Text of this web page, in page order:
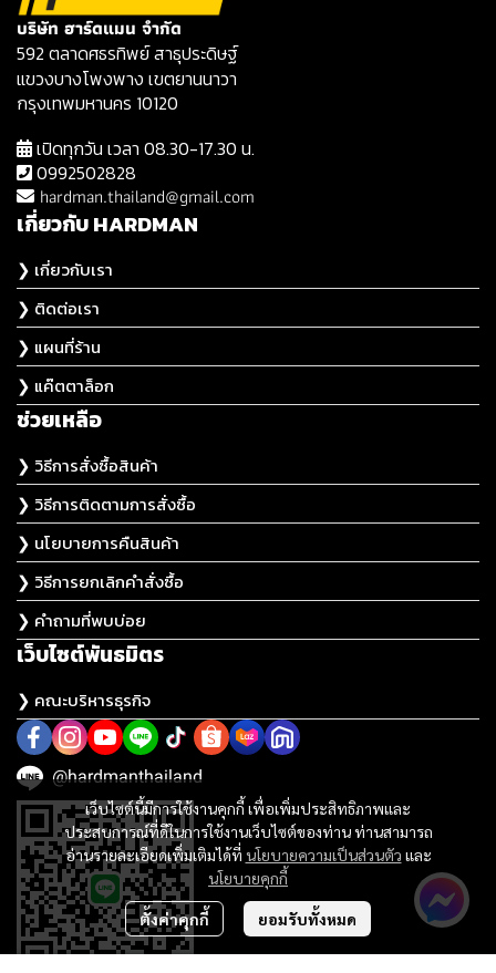
เว็บไซต์นี้มีการใช้งานคุกกี้ เพื่อเพิ่มประสิทธิภาพและ
ประสบการณ์ที่ดีในการใช้งานเว็บไซต์ของท่าน ท่านสามารถ
อ่านรายละเอียดเพิ่มเติมได้ที่ นโยบายความเป็นส่วนตัว และ
นโยบายคุกกี้
ตั้งค่าคุกกี้ ยอมรับทั้งหมด
บริษัท ฮาร์ดแมน จำกัด
592 ตลาดศธรทิพย์ สาธุประดิษฐ์
แขวงบางโพงพาง เขตยานนาวา
กรุงเทพมหานคร 10120
เปิดทุกวัน เวลา 08.30-17.30 น.
0992502828
hardman.thailand@gmail.com
เกี่ยวกับ HARDMAN
❯ เกี่ยวกับเรา
❯ ติดต่อเรา
❯ แผนที่ร้าน
❯ แค๊ตตาล็อก
ช่วยเหลือ
❯ วิธีการสั่งซื้อสินค้า
❯ วิธีการติดตามการสั่งซื้อ
❯ นโยบายการคืนสินค้า
❯ วิธีการยกเลิกคำสั่งซื้อ
❯ คำถามที่พบบ่อย
เว็บไซต์พันธมิตร
❯ คณะบริหารธุรกิจ
@hardmanthailand